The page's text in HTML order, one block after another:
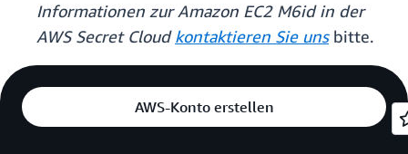
Informationen zur Amazon EC2 M6id in der
AWS Secret Cloudkontaktieren Sie unsbitte.
AWS-Konto erstellen